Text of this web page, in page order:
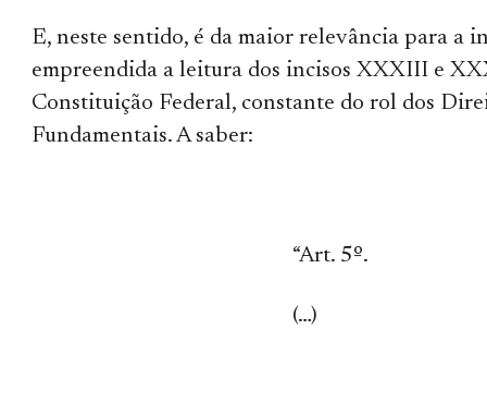
E, neste sentido, é da maior relevância para a
empreendida a leitura dos incisos XXXIII e
Constituição Federal, constante do rol dos
Fundamentais. A saber:
“Art. 5º.
(…)